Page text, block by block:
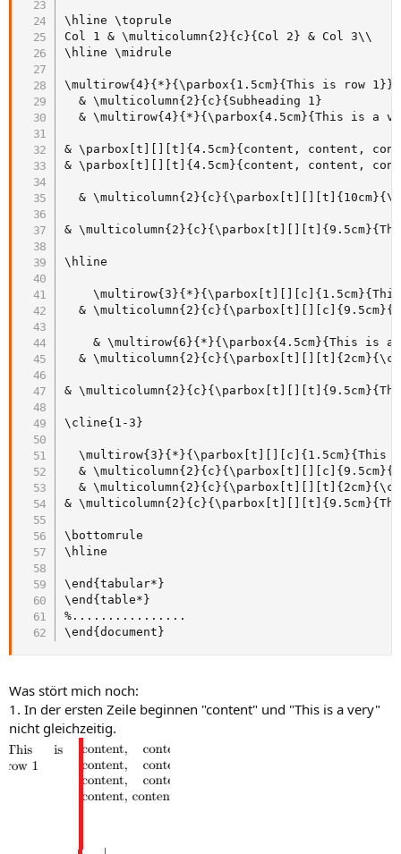
\hline \toprule
Col 1 & \multicolumn{2}{c}{Col 2} & Col 3\\
\hline \midrule
\multirow{4}{*}{\parbox{1.5cm}{This is row 1}}
  & \multicolumn{2}{c}{Subheading 1}
& \multirow{4}{*}{\parbox{4.5cm}{This is a
& \parbox[t][][t]{4.5cm}{content, content,
& \parbox[t][][t]{4.5cm}{content, content,
&
&
\hline
&
& \multirow{6}{*}{\parbox{4.5cm}{This is
&
&
\cline{1-3}
\multirow{3}{*}{\parbox[t][][c]{1.5cm}{This
&
&
&
\bottomrule
\hline
\end{tabular*}
\end{table*}
%................
\end{document}
Was stört mich noch:
1. In der ersten Zeile beginnen "content" und "This is a very"
nicht gleichzeitig.